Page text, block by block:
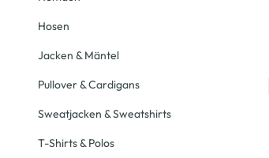
Hosen
Jacken & Mäntel
Pullover & Cardigans
Sweatjacken & Sweatshirts
T-Shirts & Polos